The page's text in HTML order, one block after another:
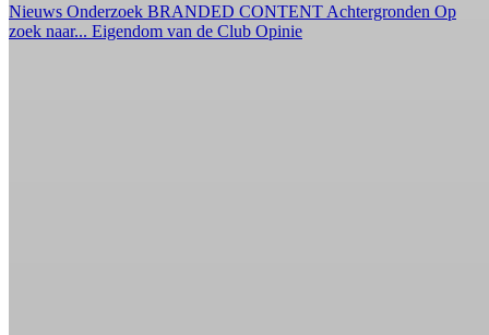
Nieuws Onderzoek BRANDED CONTENT Achtergronden Op
zoek naar... Eigendom van de Club Opinie